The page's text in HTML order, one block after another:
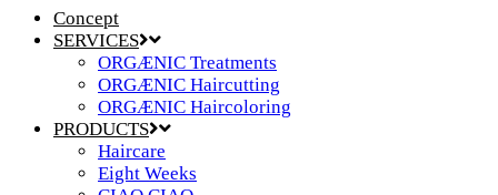
Concept
SERVICES
ORGÆNIC Treatments
ORGÆNIC Haircutting
ORGÆNIC Haircoloring
PRODUCTS
Haircare
Eight Weeks